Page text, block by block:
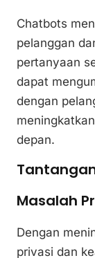
Chatbots
pelanggan
pertanyaan
dapat
dengan
depan.
Masalah
Dengan
privasi dan